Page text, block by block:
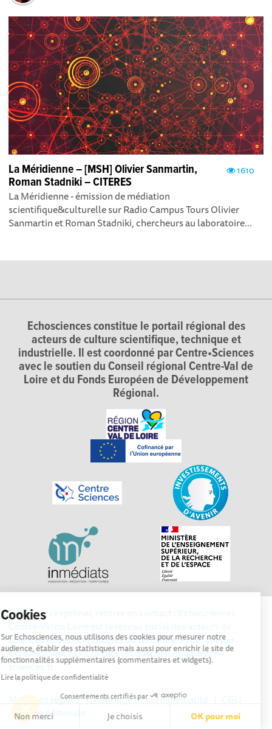
Cookies
Sur Echosciences, nous utilisons des cookies pour mesurer notre
audience, établir des statistiques mais aussi pour enrichir le site de
fonctionnalités supplémentaires (commentaires et widgets).
Lire la politique de confidentialité
Consentements certifiés par
Non merci Je choisis OK pour moi
1610
La Méridienne – [MSH] Olivier Sanmartin,
Roman Stadniki – CITERES
La Méridienne - émission de médiation
scientifique&culturelle sur Radio Campus Tours Olivier
Sanmartin et Roman Stadniki, chercheurs au laboratoire...
Echosciences constitue le portail régional des
acteurs de culture scientifique, technique et
industrielle. Il est coordonné par Centre•Sciences
avec le soutien du Conseil régional Centre-Val de
Loire et du Fonds Européen de Développement
Régional.
Explorer, s’exprimer, rentrer en contact : Echosciences
Centre-Val de Loire est le réseau social des acteurs de
sciences et de technologies du territoire. Propulsé par
Centre•Sciences/ Contact : echosciences@centre-
sciences.fr
Mentions légales|Politique de confidentialité
CGU
|Ligne éditoriale